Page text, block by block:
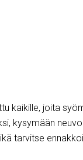
kaikille, joita
kysymään
tarvitse